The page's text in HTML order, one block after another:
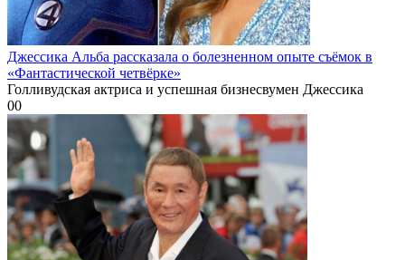
Джессика Альба рассказала о болезненном опыте съёмок в
«Фантастической четвёрке»
Голливудская актриса и успешная бизнесвумен Джессика
00